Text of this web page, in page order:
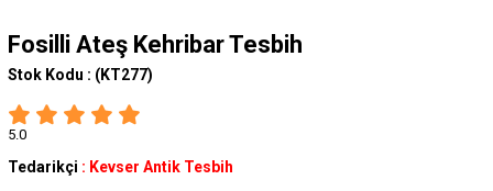
Fosilli Ateş Kehribar Tesbih
Stok Kodu : (KT277)
5.0
Tedarikçi : Kevser Antik Tesbih